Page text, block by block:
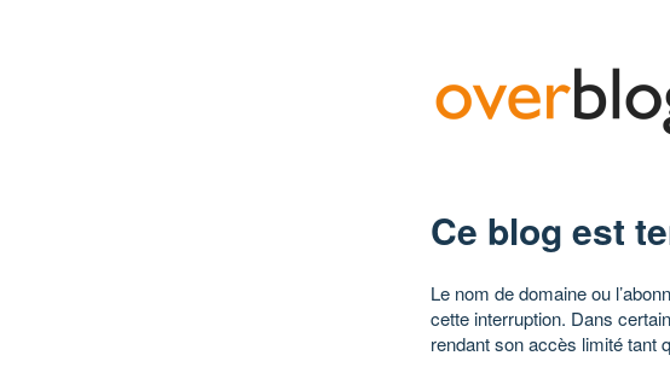
Ce blog est
Le nom de domaine ou
cette interruption. Dans
rendant son accès limité tant